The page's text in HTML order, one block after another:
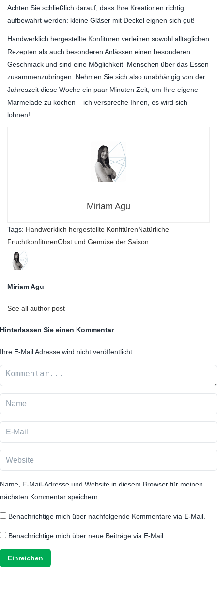
Achten Sie schließlich darauf, dass Ihre Kreationen richtig
aufbewahrt werden: kleine Gläser mit Deckel eignen sich gut!
Handwerklich hergestellte Konfitüren verleihen sowohl alltäglichen
Rezepten als auch besonderen Anlässen einen besonderen
Geschmack und sind eine Möglichkeit, Menschen über das Essen
zusammenzubringen. Nehmen Sie sich also unabhängig von der
Jahreszeit diese Woche ein paar Minuten Zeit, um Ihre eigene
Marmelade zu kochen – ich verspreche Ihnen, es wird sich
lohnen!
Miriam Agu
Tags: Handwerklich hergestellte KonfitürenNatürliche
FruchtkonfitürenObst und Gemüse der Saison
Miriam Agu
See all author post
Hinterlassen Sie einen Kommentar
Ihre E-Mail Adresse wird nicht veröffentlicht.
Name, E-Mail-Adresse und Website in diesem Browser für meinen
nächsten Kommentar speichern.
Benachrichtige mich über nachfolgende Kommentare via E-Mail.
Benachrichtige mich über neue Beiträge via E-Mail.